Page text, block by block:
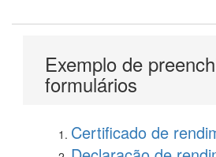
Exemplo de
formulários
Certificado de